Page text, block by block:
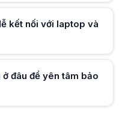
kết nối với laptop và
đâu để yên tâm bảo